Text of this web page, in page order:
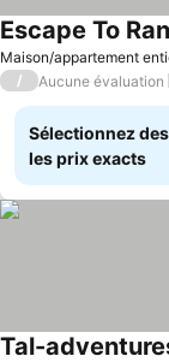
Maison/appartement
/ Aucune évaluation
Sélectionnez
les prix exacts
Tal-